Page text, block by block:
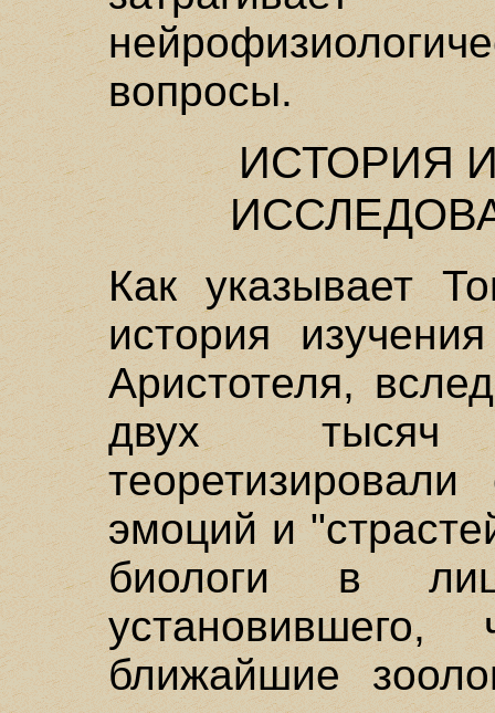
вопросы.
ИСТОРИЯ
Как указывает
история
Аристотеля,
двух
эмоций и
биологи в
ближайшие